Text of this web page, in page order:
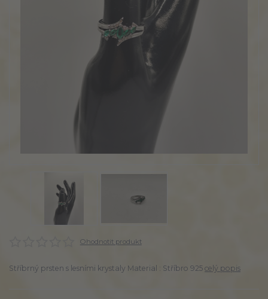
Ohodnotit produkt
Stříbrný prsten s lesními krystaly Material : Stříbro 925 celý popis